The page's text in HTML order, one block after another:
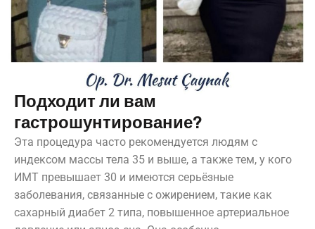
Подходит ли вам
гастрошунтирование?
Эта процедура часто рекомендуется людям с
индексом массы тела 35 и выше, а также тем, у кого
ИМТ превышает 30 и имеются серьёзные
заболевания, связанные с ожирением, такие как
сахарный диабет 2 типа, повышенное артериальное